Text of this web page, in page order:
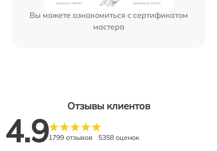
Вы можете ознакомиться с сертификатом
мастера
Отзывы клиентов
4.91799 отзывов 5358 оценок